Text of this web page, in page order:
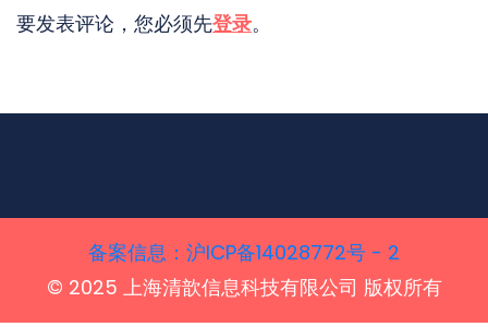
要发表评论，您必须先登录。
备案信息‌：沪ICP备14028772号 - 2
© 2025 上海清歆信息科技有限公司 版权所有